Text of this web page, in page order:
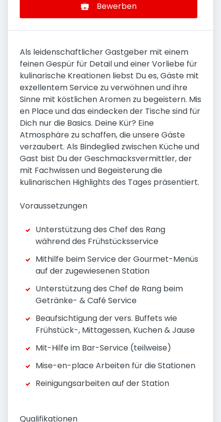
Bewerben
Als leidenschaftlicher Gastgeber mit einem
feinen Gespür für Detail und einer Vorliebe für
kulinarische Kreationen liebst Du es, Gäste mit
exzellentem Service zu verwöhnen und ihre
Sinne mit köstlichen Aromen zu begeistern. Mis
en Place und das eindecken der Tische sind für
Dich nur die Basics. Deine Kür? Eine
Atmosphäre zu schaffen, die unsere Gäste
verzaubert. Als Bindeglied zwischen Küche und
Gast bist Du der Geschmacksvermittler, der
mit Fachwissen und Begeisterung die
kulinarischen Highlights des Tages präsentiert.
Voraussetzungen
Unterstützung des Chef des Rang
während des Frühstücksservice
Mithilfe beim Service der Gourmet-Menüs
auf der zugewiesenen Station
Unterstützung des Chef de Rang beim
Getränke- & Café Service
Beaufsichtigung der vers. Buffets wie
Frühstück-, Mittagessen, Kuchen & Jause
Mit-Hilfe im Bar-Service (teilweise)
Mise-en-place Arbeiten für die Stationen
Reinigungsarbeiten auf der Station
Qualifikationen